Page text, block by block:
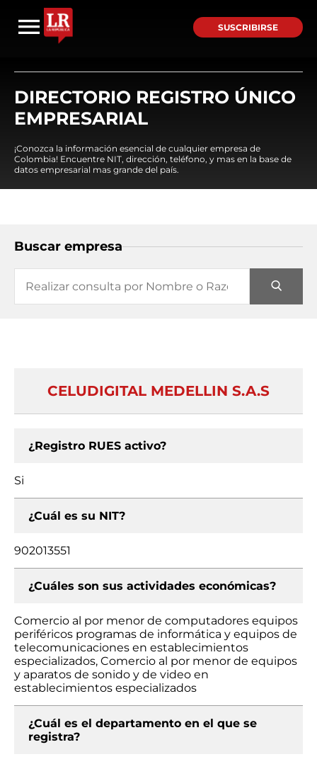
SUSCRIBIRSE
DIRECTORIO REGISTRO ÚNICO
EMPRESARIAL
¡Conozca la información esencial de cualquier empresa de
Colombia! Encuentre NIT, dirección, teléfono, y mas en la base de
datos empresarial mas grande del país.
Buscar empresa
CELUDIGITAL MEDELLIN S.A.S
¿Registro RUES activo?
Si
¿Cuál es su NIT?
902013551
¿Cuáles son sus actividades económicas?
Comercio al por menor de computadores equipos
periféricos programas de informática y equipos de
telecomunicaciones en establecimientos
especializados, Comercio al por menor de equipos
y aparatos de sonido y de video en
establecimientos especializados
¿Cuál es el departamento en el que se
registra?